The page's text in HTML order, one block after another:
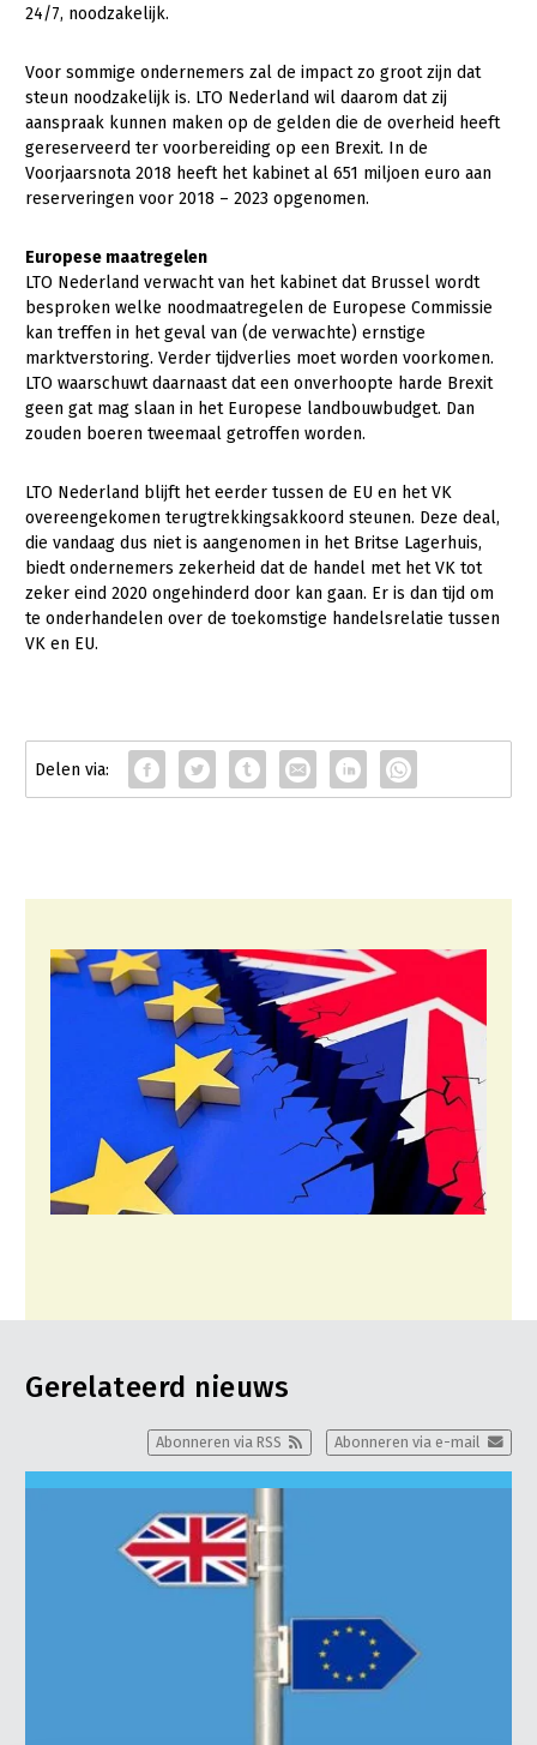
Vakgroepbestuurders
Pers
24/7, noodzakelijk.
Voor sommige ondernemers zal de impact zo groot zijn dat
steun noodzakelijk is. LTO Nederland wil daarom dat zij
aanspraak kunnen maken op de gelden die de overheid heeft
gereserveerd ter voorbereiding op een Brexit. In de
Voorjaarsnota 2018 heeft het kabinet al 651 miljoen euro aan
reserveringen voor 2018 – 2023 opgenomen.
Europese maatregelen
LTO Nederland verwacht van het kabinet dat Brussel wordt
besproken welke noodmaatregelen de Europese Commissie
kan treffen in het geval van (de verwachte) ernstige
marktverstoring. Verder tijdverlies moet worden voorkomen.
LTO waarschuwt daarnaast dat een onverhoopte harde Brexit
geen gat mag slaan in het Europese landbouwbudget. Dan
zouden boeren tweemaal getroffen worden.
LTO Nederland blijft het eerder tussen de EU en het VK
overeengekomen terugtrekkingsakkoord steunen. Deze deal,
die vandaag dus niet is aangenomen in het Britse Lagerhuis,
biedt ondernemers zekerheid dat de handel met het VK tot
zeker eind 2020 ongehinderd door kan gaan. Er is dan tijd om
te onderhandelen over de toekomstige handelsrelatie tussen
VK en EU.
Gerelateerd nieuws
Abonneren via e-mail
Abonneren via RSS